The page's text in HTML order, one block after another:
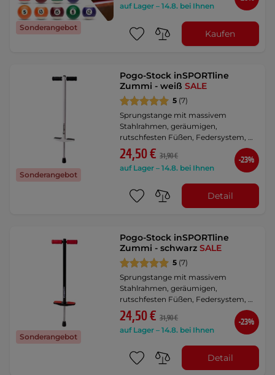
Sonderangebot
auf Lager – 14.8. bei Ihnen
Kaufen
Sonderangebot
Pogo-Stock inSPORTline
Zummi - weißSALE
5 (7)
Sprungstange mit massivem
Stahlrahmen, geräumigen,
rutschfesten Füßen, Federsystem, …
24,50 € 31,90 €
auf Lager – 14.8. bei Ihnen
-23%
Detail
Sonderangebot
Pogo-Stock inSPORTline
Zummi - schwarzSALE
5 (7)
Sprungstange mit massivem
Stahlrahmen, geräumigen,
rutschfesten Füßen, Federsystem, …
24,50 € 31,90 €
auf Lager – 14.8. bei Ihnen
-23%
Detail